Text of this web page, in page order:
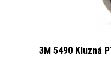
3M 5490 Kluzná